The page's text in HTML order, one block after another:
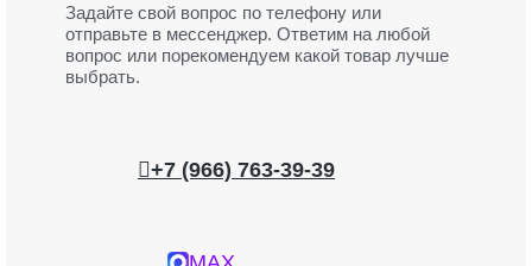
Задайте свой вопрос по телефону или
отправьте в мессенджер. Ответим на любой
вопрос или порекомендуем какой товар лучше
выбрать.
+7 (966) 763-39-39